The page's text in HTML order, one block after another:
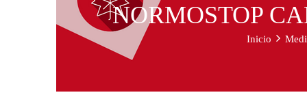
NORMOSTOP
Inicio